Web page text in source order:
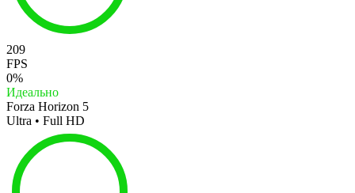
209
FPS
0%
Идеально
Forza Horizon 5
Ultra • Full HD